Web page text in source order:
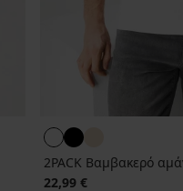
2PACK Βαμβακερό
22,99 €